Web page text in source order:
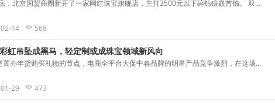
，北京国贸商圈新开了一家网红珠宝旗舰店，主打3500元以下碎钻镶嵌首饰。 双...
14 568
虹吊坠成黑马，轻定制或成珠宝领域新风向
置办年货购买礼物的节点，电商全平台大促中各品牌的明星产品竞争激烈，在这场...
29 473